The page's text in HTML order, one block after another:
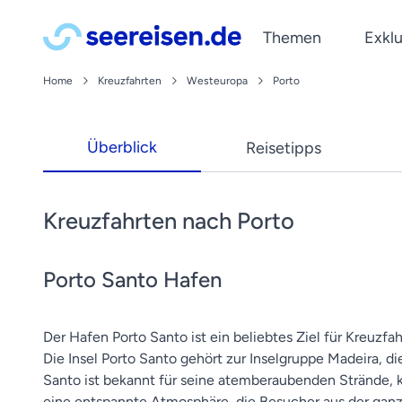
Themen
Kreuzfahrten mit Flug
Wellnesskreuzfahrten
Phoenix Reisen
Plantours
VIVA Cruises
Kanaren
Orient
Reiseberichte
News
werden lassen!
Home Kreuzfahrten Westeuropa Porto
Überblick Reisetipps
Kreuzfahrten nach Porto
Porto Santo Hafen
Der Hafen Porto Santo ist ein beliebtes Ziel für
Die Insel Porto Santo gehört zur Inselgruppe Madeira,
Santo ist bekannt für seine atemberaubenden Strände,